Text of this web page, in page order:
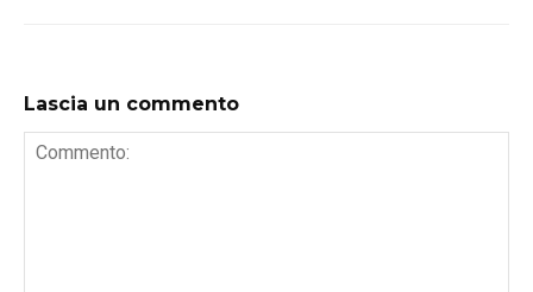
Lascia un commento